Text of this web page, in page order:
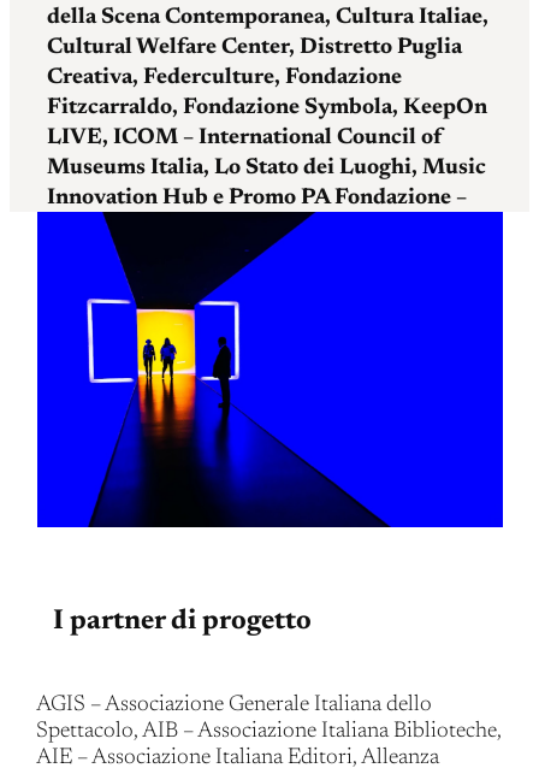
della Scena Contemporanea, Cultura Italiae,
Cultural Welfare Center, Distretto Puglia
Creativa, Federculture, Fondazione
Fitzcarraldo, Fondazione Symbola, KeepOn
LIVE, ICOM – International Council of
Museums Italia, Lo Stato dei Luoghi, Music
Innovation Hub e Promo PA Fondazione –
LuBeC.
I partner di progetto
AGIS – Associazione Generale Italiana dello
Spettacolo, AIB – Associazione Italiana Biblioteche,
AIE – Associazione Italiana Editori, Alleanza